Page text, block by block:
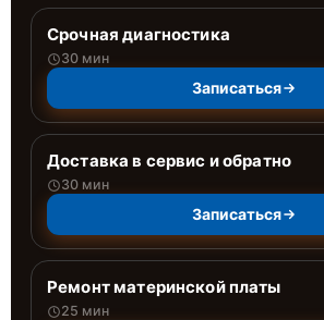
Срочная диагностика
30 мин
Записаться
Доставка в сервис и обратно
30 мин
Записаться
Ремонт материнской платы
25 мин